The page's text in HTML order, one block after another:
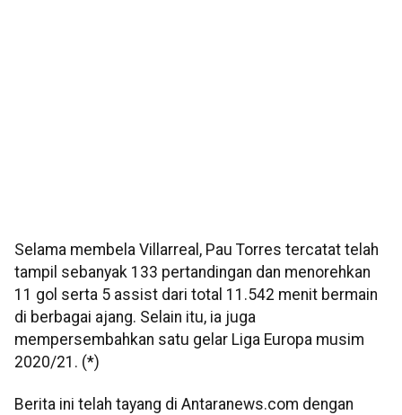
Selama membela Villarreal, Pau Torres tercatat telah
tampil sebanyak 133 pertandingan dan menorehkan
11 gol serta 5 assist dari total 11.542 menit bermain
di berbagai ajang. Selain itu, ia juga
mempersembahkan satu gelar Liga Europa musim
2020/21. (*)
Berita ini telah tayang di Antaranews.com dengan